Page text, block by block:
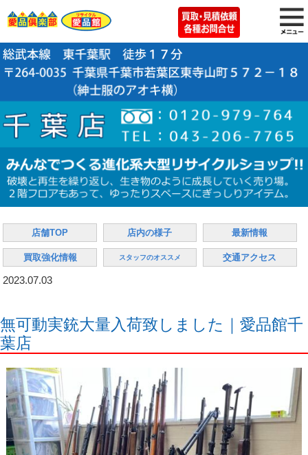
店舗TOP 店内の様子 最新情報
買取強化情報 スタッフのオススメ 交通アクセス
2023.07.03
無可動実銃大量入荷致しました｜愛品館千
葉店